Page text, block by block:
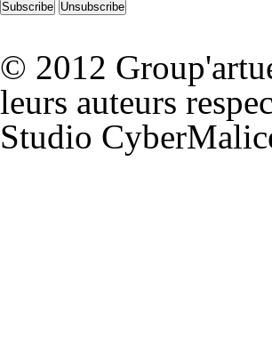
© 2012
leurs auteurs
Studio